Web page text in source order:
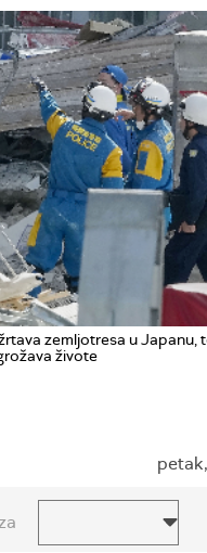
zemljotresa u Japanu,
živote